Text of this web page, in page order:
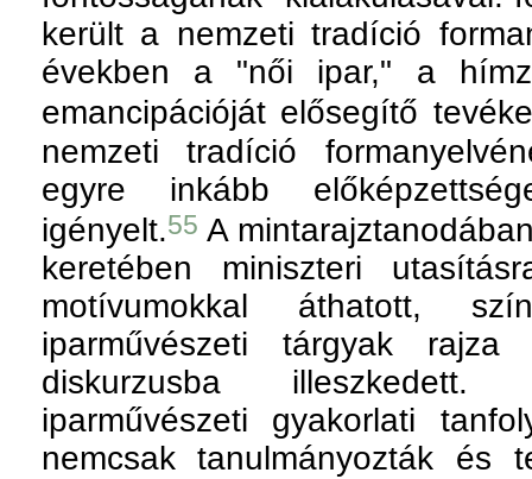
került a nemzeti tradíció
években a "női ipar," a
emancipációját elősegítő
nemzeti tradíció
egyre inkább
igényelt.55 A
keretében miniszteri
motívumokkal áthatott,
iparművészeti tárgyak
diskurzusba illeszkedett.
iparművészeti gyakorlati
nemcsak tanulmányozták és